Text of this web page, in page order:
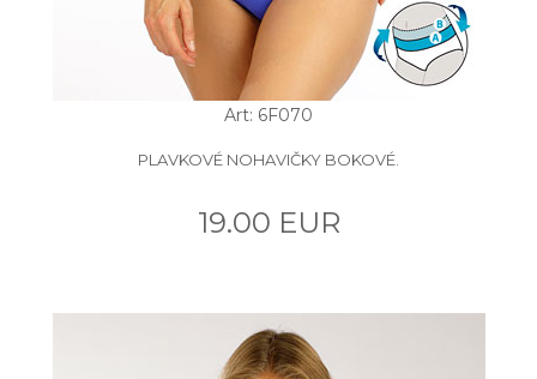
Art: 6F070
PLAVKOVÉ NOHAVIČKY BOKOVÉ.
19.00 EUR